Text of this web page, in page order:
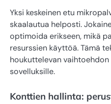
Yksi keskeinen etu
skaalautua helposti.
optimoida erikseen, mikä
resurssien käyttöä. Tämä
houkuttelevan
sovelluksille.
Konttien hallinta: